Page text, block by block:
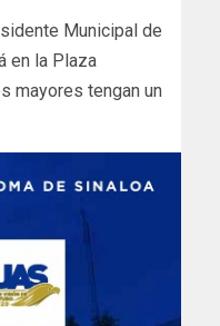
Municipal de
en la Plaza
mayores tengan un